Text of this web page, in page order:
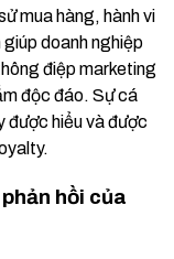
mua hàng, hành vi
doanh nghiệp
điệp marketing
độc đáo. Sự cá
được hiểu và được
hồi của